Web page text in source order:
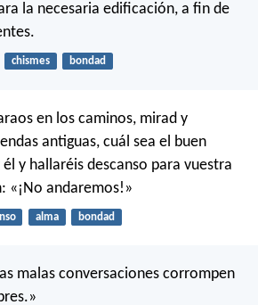
la necesaria edificación, a fin de
chismes bondad
en los caminos, mirad y
antiguas, cuál sea el buen
y hallaréis descanso para vuestra
«¡No andaremos!»
alma bondad
malas conversaciones corrompen